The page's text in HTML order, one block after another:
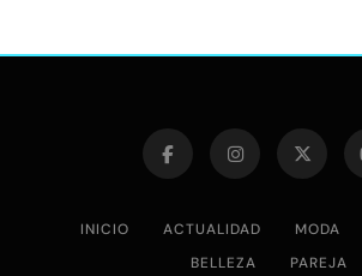
INICIO ACTUALIDAD MODA
BELLEZA
PAREJA